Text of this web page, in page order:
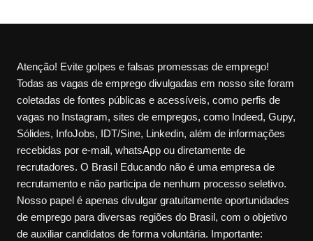
Atenção! Evite golpes e falsas promessas de emprego!
Todas as vagas de emprego divulgadas em nosso site foram
coletadas de fontes públicas e acessíveis, como perfis de
vagas no Instagram, sites de empregos, como Indeed, Gupy,
Sólides, InfoJobs, IDT/Sine, Linkedin, além de informações
recebidas por e-mail, whatsApp ou diretamente de
recrutadores. O Brasil Educando não é uma empresa de
recrutamento e não participa de nenhum processo seletivo.
Nosso papel é apenas divulgar gratuitamente oportunidades
de emprego para diversas regiões do Brasil, com o objetivo
de auxiliar candidatos de forma voluntária. Importante: